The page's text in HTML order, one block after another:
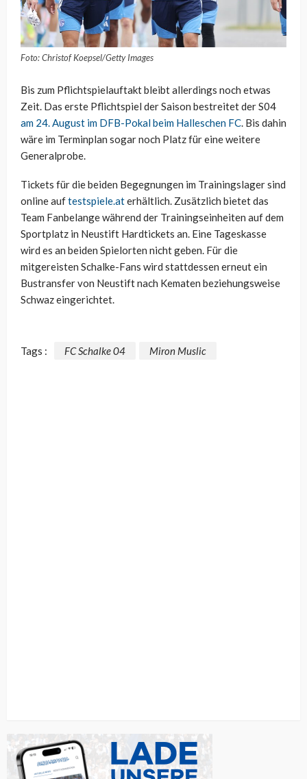
Foto: Christof Koepsel/Getty Images
Bis zum Pflichtspielauftakt bleibt allerdings noch etwas
Zeit. Das erste Pflichtspiel der Saison bestreitet der S04
am 24. August im DFB-Pokal beim Halleschen FC. Bis dahin
wäre im Terminplan sogar noch Platz für eine weitere
Generalprobe.
Tickets für die beiden Begegnungen im Trainingslager sind
online auftestspiele.aterhältlich. Zusätzlich bietet das
Team Fanbelange während der Trainingseinheiten auf dem
Sportplatz in Neustift Hardtickets an. Eine Tageskasse
wird es an beiden Spielorten nicht geben. Für die
mitgereisten Schalke-Fans wird stattdessen erneut ein
Bustransfer von Neustift nach Kematen beziehungsweise
Schwaz eingerichtet.
Tags : FC Schalke 04 Miron Muslic